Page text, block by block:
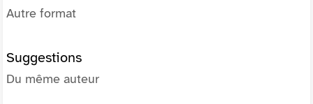
Autre format
Suggestions
Du même auteur